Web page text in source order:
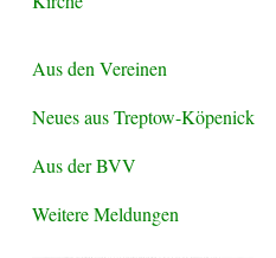
Aus den Vereinen
Neues aus Treptow-Köpenick
Aus der BVV
Weitere Meldungen